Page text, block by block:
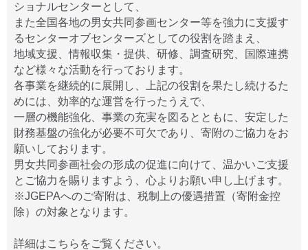
ショナルセンターとして、
また全国各地の男女共同参画センター等を強力に支援す
るセンターオブセンターズとしての役割を踏まえ、
地域支援、情報収集・提供、研修、調査研究、国際連携
など様々な活動を行っております。
各事業を継続的に展開し、上記の役割を果たし続けるた
めには、効率的な運営を行ったうえで、
一層の機能強化、事業の充実を図るとともに、安定した
財務基盤の強化が必要不可欠であり、寄附のご協力をお
願いしております。
男女共同参画社会の形成の促進に向けて、温かいご支援
とご協力を賜りますよう、心よりお願い申し上げます。
※JGEPAへのご寄附は、税制上の優遇措置（寄附金控
除）の対象となります。
詳細はこちらをご覧ください。